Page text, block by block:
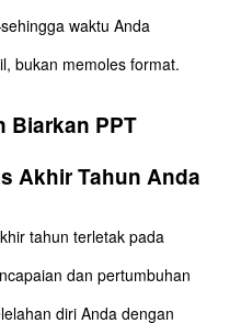
waktu Anda
bukan memoles format.
Biarkan PPT
Akhir Tahun Anda
tahun terletak pada
dan pertumbuhan
diri Anda dengan